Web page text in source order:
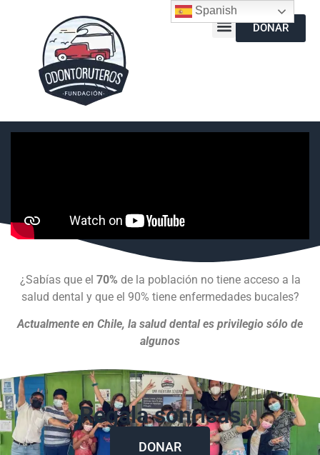
DONAR
¿Sabías que el 70% de la población no tiene acceso a la
salud dental y que el 90% tiene enfermedades bucales?
Actualmente en Chile, la salud dental es privilegio sólo de
algunos
Regala sonrisas
DONAR
Spanish